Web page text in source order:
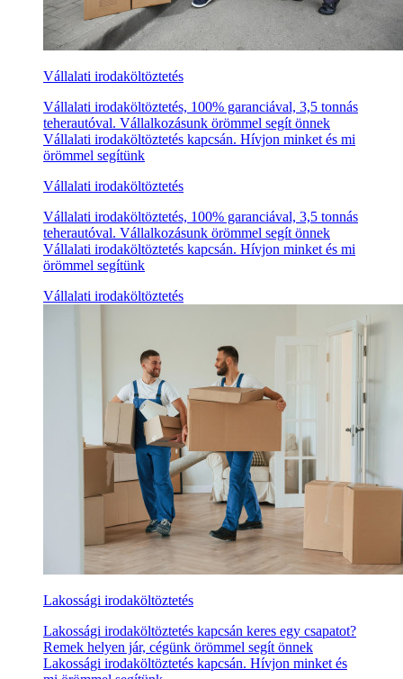
Vállalati irodaköltöztetés
Vállalati irodaköltöztetés, 100% garanciával, 3,5 tonnás
teherautóval. Vállalkozásunk örömmel segít önnek
Vállalati irodaköltöztetés kapcsán. Hívjon minket és mi
örömmel segítünk
Vállalati irodaköltöztetés
Vállalati irodaköltöztetés, 100% garanciával, 3,5 tonnás
teherautóval. Vállalkozásunk örömmel segít önnek
Vállalati irodaköltöztetés kapcsán. Hívjon minket és mi
örömmel segítünk
Vállalati irodaköltöztetés
Lakossági irodaköltöztetés
Lakossági irodaköltöztetés kapcsán keres egy csapatot?
Remek helyen jár, cégünk örömmel segít önnek
Lakossági irodaköltöztetés kapcsán. Hívjon minket és